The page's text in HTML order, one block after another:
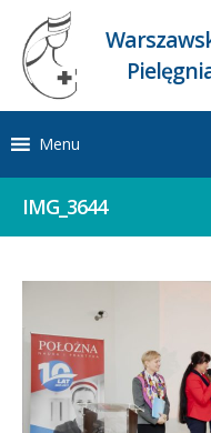
Menu
IMG_3644